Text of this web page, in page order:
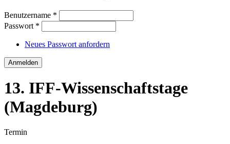
Benutzername *
Passwort *
Neues Passwort anfordern
13. IFF-Wissenschaftstage
(Magdeburg)
Termin